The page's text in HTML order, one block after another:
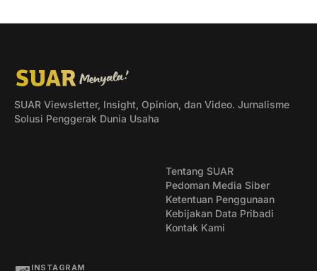
SUAR Viewsletter, Insight, Opinion, dan Video. Jurnalisme
Solusi Penggerak Dunia Usaha
Tentang SUAR
Pedoman Media Siber
Ketentuan Penggunaan
Kebijakan Data Pribadi
Kontak Kami
INSTAGRAM